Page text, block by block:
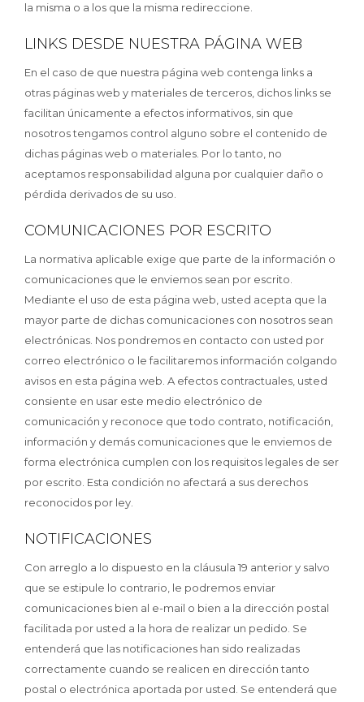
la misma o a los que la misma redireccione.
LINKS DESDE NUESTRA PÁGINA WEB
En el caso de que nuestra página web contenga links a
otras páginas web y materiales de terceros, dichos links se
facilitan únicamente a efectos informativos, sin que
nosotros tengamos control alguno sobre el contenido de
dichas páginas web o materiales. Por lo tanto, no
aceptamos responsabilidad alguna por cualquier daño o
pérdida derivados de su uso.
COMUNICACIONES POR ESCRITO
La normativa aplicable exige que parte de la información o
comunicaciones que le enviemos sean por escrito.
Mediante el uso de esta página web, usted acepta que la
mayor parte de dichas comunicaciones con nosotros sean
electrónicas. Nos pondremos en contacto con usted por
correo electrónico o le facilitaremos información colgando
avisos en esta página web. A efectos contractuales, usted
consiente en usar este medio electrónico de
comunicación y reconoce que todo contrato, notificación,
información y demás comunicaciones que le enviemos de
forma electrónica cumplen con los requisitos legales de ser
por escrito. Esta condición no afectará a sus derechos
reconocidos por ley.
NOTIFICACIONES
Con arreglo a lo dispuesto en la cláusula 19 anterior y salvo
que se estipule lo contrario, le podremos enviar
comunicaciones bien al e-mail o bien a la dirección postal
facilitada por usted a la hora de realizar un pedido. Se
entenderá que las notificaciones han sido realizadas
correctamente cuando se realicen en dirección tanto
postal o electrónica aportada por usted. Se entenderá que